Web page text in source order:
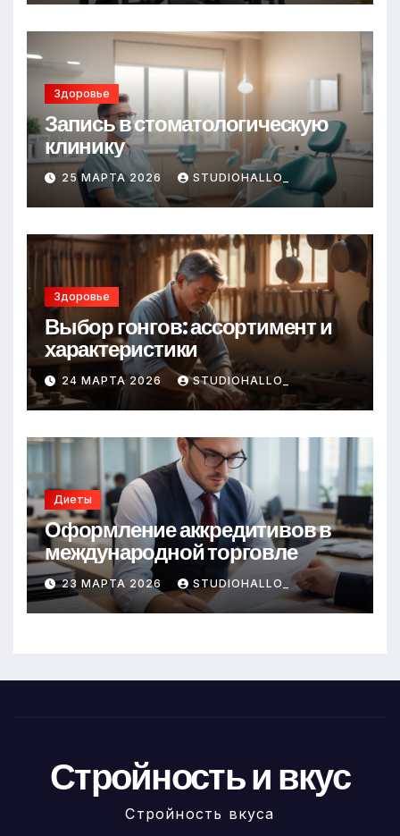
Здоровье
Запись в стоматологическую
клинику
25 МАРТА 2026 STUDIOHALLO_
Здоровье
Выбор гонгов: ассортимент и
характеристики
24 МАРТА 2026 STUDIOHALLO_
Диеты
Оформление аккредитивов в
международной торговле
23 МАРТА 2026 STUDIOHALLO_
Стройность и вкус
Стройность вкуса